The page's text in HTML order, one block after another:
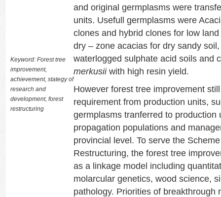
Keyword: Forest tree
improvement,
achievement, stategy of
research and
development, forest
restructuring
and original germplasms were
units. Usefull germplasms were
clones and hybrid clones for low
dry – zone acacias for dry sandy
waterlogged sulphate acid soils and
merkusii with high resin yield.
However forest tree improvement
requirement from production units,
germplasms tranferred to production
propagation populations and
provincial level. To serve the
Restructuring, the forest tree
as a linkage model including
molarcular genetics, wood science,
pathology. Priorities of breakthrough